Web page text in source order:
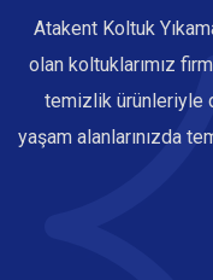
Atakent Koltuk
olan koltuklarımız
temizlik ürünleriyle
yaşam alanlarınızda